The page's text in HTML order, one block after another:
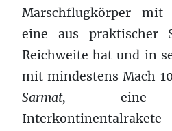
Marschflugkörper mit
eine aus praktischer
Reichweite hat und in
mit mindestens Mach
Sarmat, eine